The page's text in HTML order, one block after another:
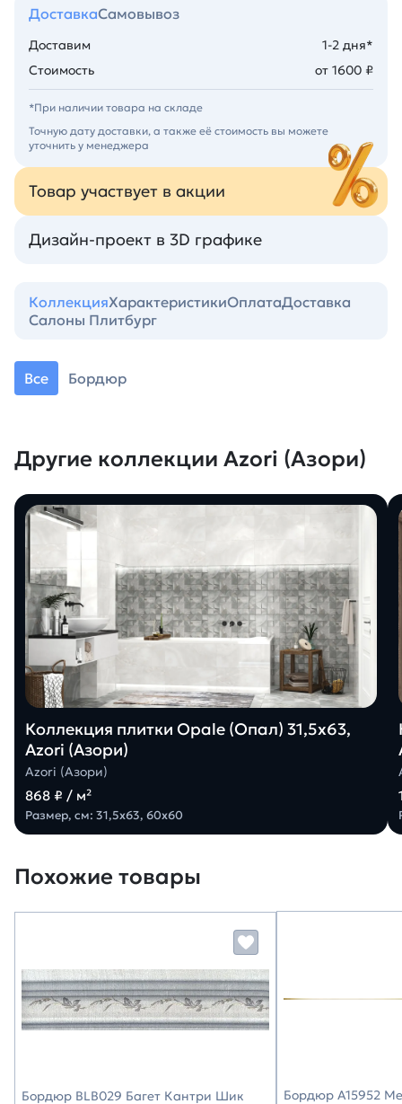
ДоставкаСамовывоз
Доставим
1-2 дня*
Стоимость
от 1600 ₽
*При наличии товара на складе
Точную дату доставки, а также её стоимость вы можете
уточнить у менеджера
Товар участвует в акции
Дизайн-проект в 3D графике
КоллекцияХарактеристикиОплатаДоставка
Салоны Плитбург
Все Бордюр
Другие коллекции Azori (Азори)
Коллекция плитки Opale (Опал) 31,5х63,
Azori (Азори)
Azori (Азори)
868 ₽ / м²
Размер, см: 31,5х63, 60х60
Похожие товары
Бордюр BLB029 Багет Кантри Шик
Бордюр A15952